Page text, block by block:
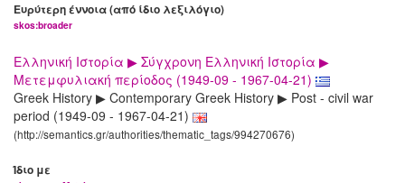
Ευρύτερη έννοια (από ίδιο λεξιλόγιο)
skos:broader
Ελληνική Ιστορία ▶ Σύγχρονη Ελληνική Ιστορία ▶
Μετεμφυλιακή περίοδος (1949-09 - 1967-04-21)
Greek History ▶ Contemporary Greek History ▶ Post - civil war
period (1949-09 - 1967-04-21)
(http://semantics.gr/authorities/thematic_tags/994270676)
Ίδιο με